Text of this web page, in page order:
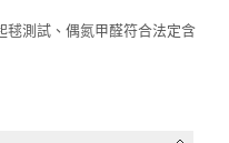
毬測試、偶氮甲醛符合法定含